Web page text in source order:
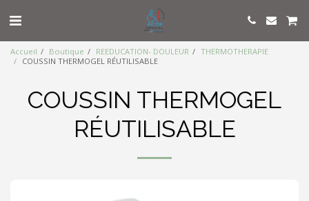
Accueil Boutique REEDUCATION- DOULEUR
THERMOTHERAPIE
COUSSIN THERMOGEL RÉUTILISABLE
COUSSIN THERMOGEL
RÉUTILISABLE